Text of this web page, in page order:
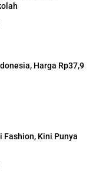
Harga Rp37,9
Fashion, Kini Punya